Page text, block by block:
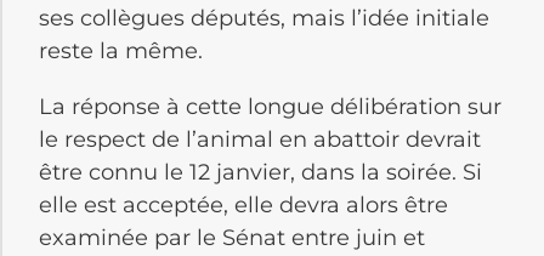
ses collègues députés, mais l’idée initiale
reste la même.
La réponse à cette longue délibération sur
le respect de l’animal en abattoir devrait
être connu le 12 janvier, dans la soirée. Si
elle est acceptée, elle devra alors être
examinée par le Sénat entre juin et